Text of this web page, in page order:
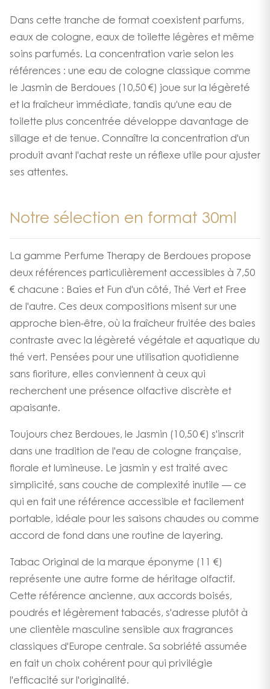
Dans cette tranche de format coexistent parfums,
eaux de cologne, eaux de toilette légères et même
soins parfumés. La concentration varie selon les
références : une eau de cologne classique comme
le Jasmin de Berdoues (10,50 €) joue sur la légèreté
et la fraîcheur immédiate, tandis qu'une eau de
toilette plus concentrée développe davantage de
sillage et de tenue. Connaître la concentration d'un
produit avant l'achat reste un réflexe utile pour ajuster
ses attentes.
Notre sélection en format 30ml
La gamme Perfume Therapy de Berdoues propose
deux références particulièrement accessibles à 7,50
€ chacune : Baies et Fun d'un côté, Thé Vert et Free
de l'autre. Ces deux compositions misent sur une
approche bien-être, où la fraîcheur fruitée des baies
contraste avec la légèreté végétale et aquatique du
thé vert. Pensées pour une utilisation quotidienne
sans fioriture, elles conviennent à ceux qui
recherchent une présence olfactive discrète et
apaisante.
Toujours chez Berdoues, le Jasmin (10,50 €) s'inscrit
dans une tradition de l'eau de cologne française,
florale et lumineuse. Le jasmin y est traité avec
simplicité, sans couche de complexité inutile — ce
qui en fait une référence accessible et facilement
portable, idéale pour les saisons chaudes ou comme
accord de fond dans une routine de layering.
Tabac Original de la marque éponyme (11 €)
représente une autre forme de héritage olfactif.
Cette référence ancienne, aux accords boisés,
poudrés et légèrement tabacés, s'adresse plutôt à
une clientèle masculine sensible aux fragrances
classiques d'Europe centrale. Sa sobriété assumée
en fait un choix cohérent pour qui privilégie
l'efficacité sur l'originalité.